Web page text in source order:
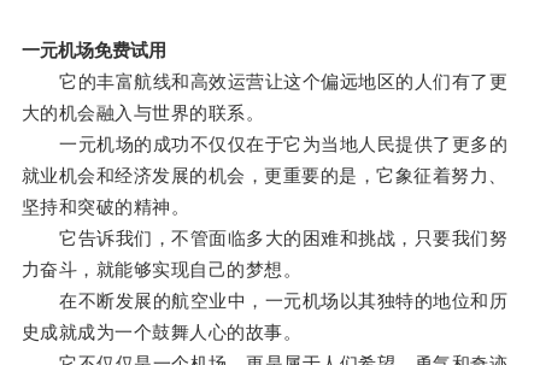
一元机场免费试用
它的丰富航线和高效运营让这个偏远地区的人们有了更
大的机会融入与世界的联系。
一元机场的成功不仅仅在于它为当地人民提供了更多的
就业机会和经济发展的机会，更重要的是，它象征着努力、
坚持和突破的精神。
它告诉我们，不管面临多大的困难和挑战，只要我们努
力奋斗，就能够实现自己的梦想。
在不断发展的航空业中，一元机场以其独特的地位和历
史成就成为一个鼓舞人心的故事。